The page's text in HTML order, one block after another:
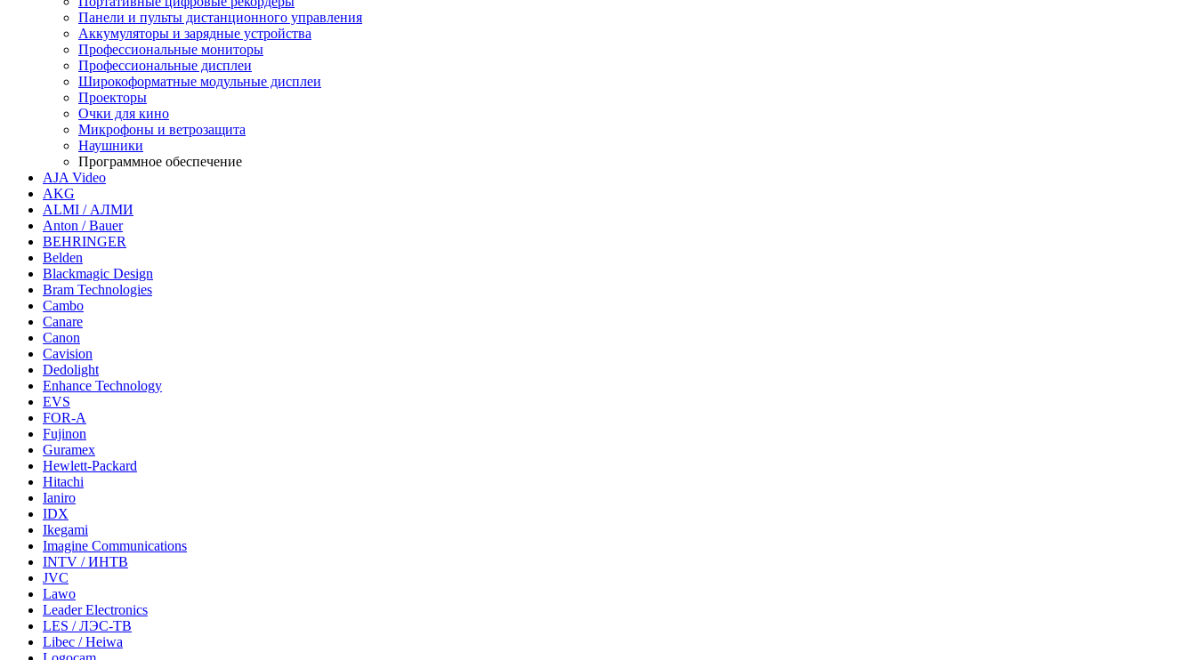
Панели и пульты дистанционного управления
Аккумуляторы и зарядные устройства
Профессиональные мониторы
Профессиональные дисплеи
Широкоформатные модульные дисплеи
Проекторы
Очки для кино
Микрофоны и ветрозащита
Наушники
Программное обеспечение
AJA Video
AKG
ALMI / АЛМИ
Anton / Bauer
BEHRINGER
Belden
Blackmagic Design
Bram Technologies
Cambo
Canare
Canon
Cavision
Dedolight
Enhance Technology
EVS
FOR-A
Fujinon
Guramex
Hewlett-Packard
Hitachi
Ianiro
IDX
Ikegami
Imagine Communications
INTV / ИНТВ
JVC
Lawo
Leader Electronics
LES / ЛЭС-ТВ
Libec / Heiwa